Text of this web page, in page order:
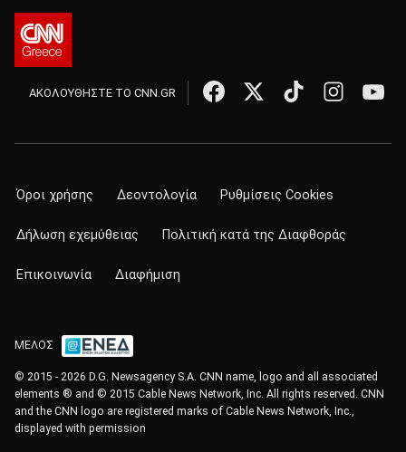
ΑΚΟΛΟΥΘΗΣΤΕ ΤΟ CNN.GR
Όροι χρήσης Δεοντολογία Ρυθμίσεις Cookies
Δήλωση εχεμύθειας Πολιτική κατά της Διαφθοράς
Επικοινωνία Διαφήμιση
ΜΕΛΟΣ
© 2015 - 2026 D.G. Newsagency S.A. CNN name, logo and all associated
elements ® and © 2015 Cable News Network, Inc. All rights reserved. CNN
and the CNN logo are registered marks of Cable News Network, Inc.,
displayed with permission